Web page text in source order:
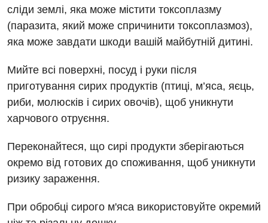
сліди землі, яка може містити токсоплазму
(паразита, який може спричинити токсоплазмоз),
яка може завдати шкоди вашій майбутній дитині.
Мийте всі поверхні, посуд і руки після
приготування сирих продуктів (птиці, м’яса, яєць,
риби, молюсків і сирих овочів), щоб уникнути
харчового отруєння.
Переконайтеся, що сирі продукти зберігаються
окремо від готових до споживання, щоб уникнути
ризику зараження.
При обробці сирого м'яса використовуйте окремий